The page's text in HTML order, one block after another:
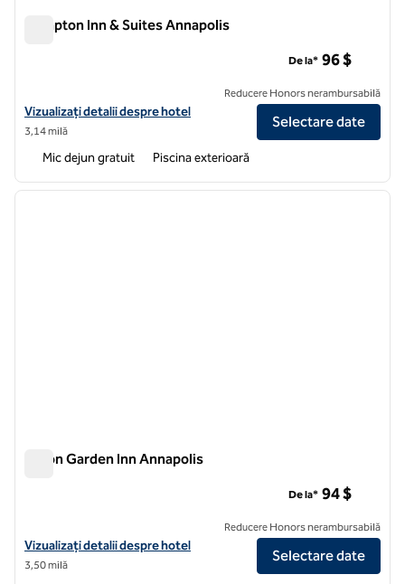
Hampton Inn & Suites Annapolis
Vizualizați detaliile hotelului Hampton Inn & Suites Annapolis
Vizualizați detalii despre hotel
3,14 milă
De la* 96 $
Reducere Honors nerambursabilă
Selectare date
Mic dejun gratuit Piscina exterioară
1 din 12
Hilton Garden Inn Annapolis
Vizualizați detaliile hotelului Hilton Garden Inn Annapolis
Vizualizați detalii despre hotel
3,50 milă
De la* 94 $
Reducere Honors nerambursabilă
Selectare date